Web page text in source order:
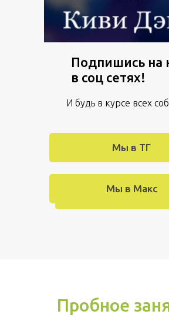
Подпишись на
в соц сетях!
И будь в курсе всех
Мв в ВК
Мы в Макс
Мы в ТГ
Пробное